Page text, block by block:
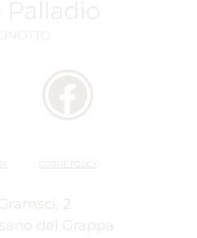
COOKIE POLICY
2
del Grappa